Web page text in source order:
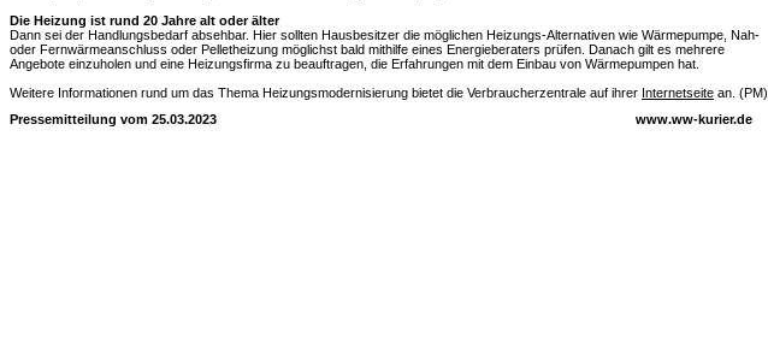
Die Heizung ist rund 20 Jahre alt oder älter
Dann sei der Handlungsbedarf absehbar. Hier sollten Hausbesitzer die möglichen Heizungs-Alternativen wie Wärmepumpe, Nah-
oder Fernwärmeanschluss oder Pelletheizung möglichst bald mithilfe eines Energieberaters prüfen. Danach gilt es mehrere
Angebote einzuholen und eine Heizungsfirma zu beauftragen, die Erfahrungen mit dem Einbau von Wärmepumpen hat.
Weitere Informationen rund um das Thema Heizungsmodernisierung bietet die Verbraucherzentrale auf ihrer Internetseite an. (PM)
Pressemitteilung vom 25.03.2023
www.ww-kurier.de